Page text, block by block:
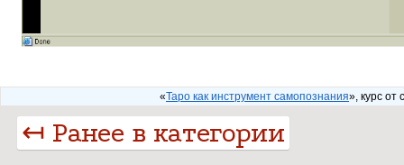
«Таро как инструмент самопознания», курс от
↤ Ранее в категории